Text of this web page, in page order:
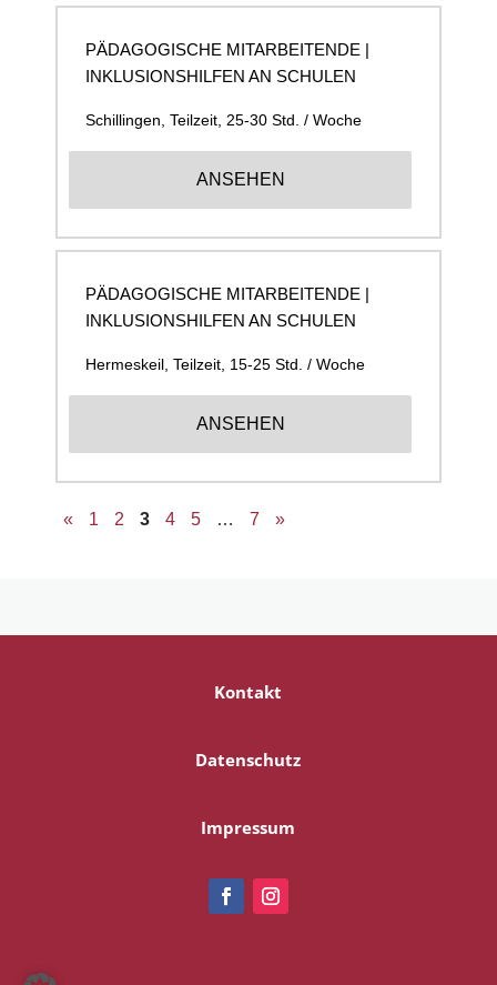
PÄDAGOGISCHE MITARBEITENDE |
INKLUSIONSHILFEN AN SCHULEN
Schillingen Teilzeit, 25-30 Std. / Woche
ANSEHEN
PÄDAGOGISCHE MITARBEITENDE |
INKLUSIONSHILFEN AN SCHULEN
Hermeskeil Teilzeit, 15-25 Std. / Woche
ANSEHEN
« 1 2 3 4 5 … 7 »
Kontakt
Datenschutz
Impressum